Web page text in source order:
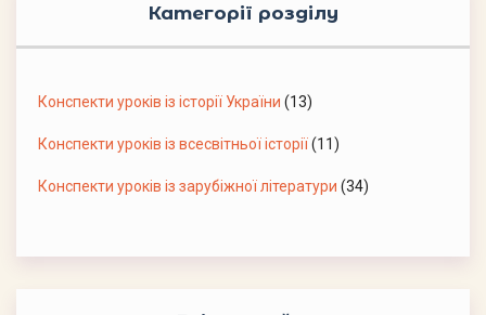
Категорії розділу
Конспекти уроків із історії України (13)
Конспекти уроків із всесвітньої історії(11)
Конспекти уроків із зарубіжної літератури (34)